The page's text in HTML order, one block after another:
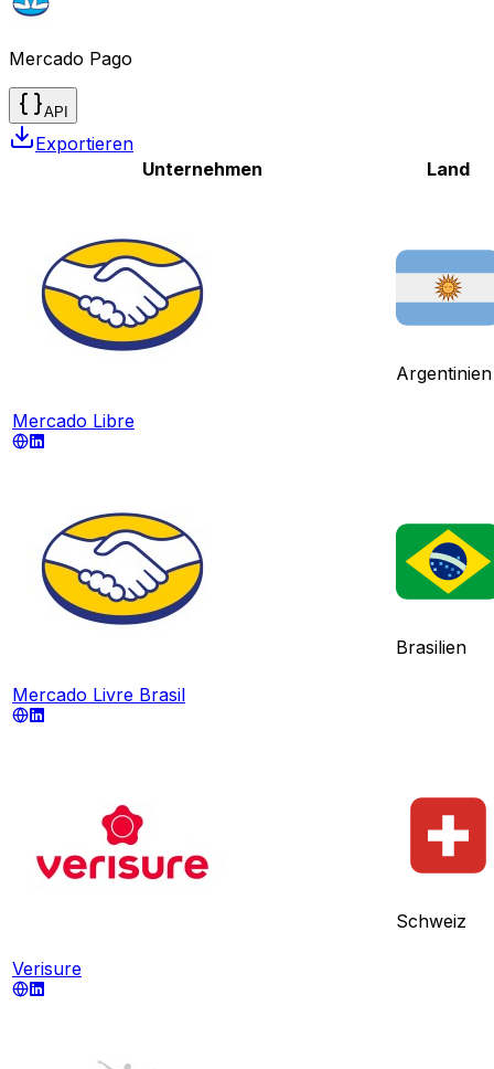
Mercado Pago
API
Exportieren
Unternehmen
Land
Mercado Libre
Argentinien
Mercado Livre Brasil
Brasilien
Verisure
Schweiz